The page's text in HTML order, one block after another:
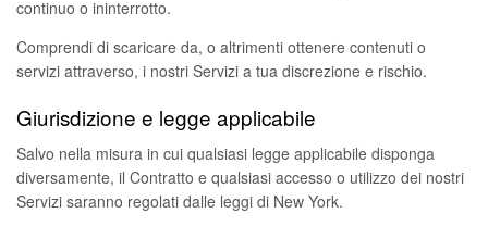
continuo o ininterrotto.
Comprendi di scaricare da, o altrimenti ottenere contenuti o
servizi attraverso, i nostri Servizi a tua discrezione e rischio.
Giurisdizione e legge applicabile
Salvo nella misura in cui qualsiasi legge applicabile disponga
diversamente, il Contratto e qualsiasi accesso o utilizzo dei nostri
Servizi saranno regolati dalle leggi di New York.